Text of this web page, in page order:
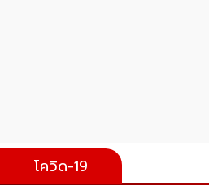
โควิด-19